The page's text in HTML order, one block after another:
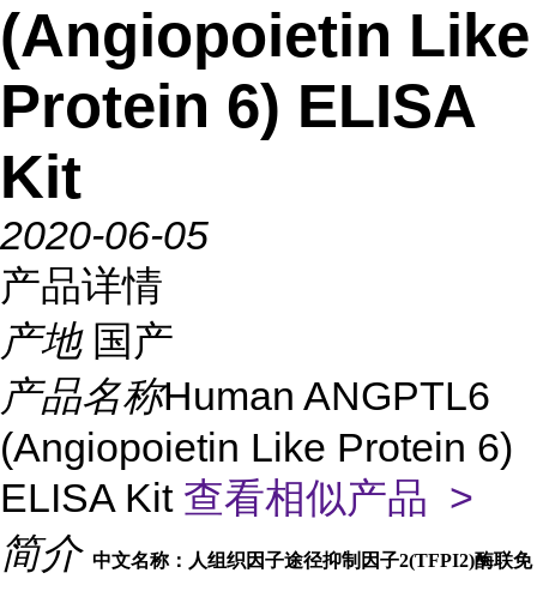
(Angiopoietin Like
Protein 6) ELISA
Kit
2020-06-05
产品详情
产地 国产
产品名称Human ANGPTL6
(Angiopoietin Like Protein 6)
ELISA Kit 查看相似产品 >
简介 中文名称：人组织因子途径抑制因子2(TFPI2)酶联免